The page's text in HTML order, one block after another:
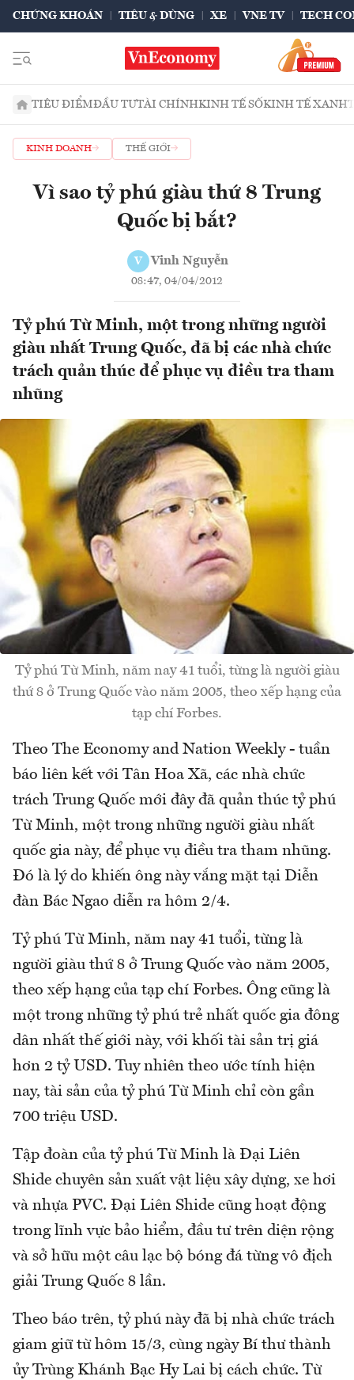
CHỨNG KHOÁN TIÊU & DÙNG XE VNE TV TECH
TIÊU ĐIỂMĐẦU TƯTÀI CHÍNHKINH TẾ SỐKINH TẾ XANH
KINH DOANH THẾ GIỚI
Vì sao tỷ phú giàu thứ 8 Trung
Quốc bị bắt?
V Vinh Nguyễn
08:47, 04/04/2012
Tỷ phú Từ Minh, một trong những người
giàu nhất Trung Quốc, đã bị các nhà chức
trách quản thúc để phục vụ điều tra tham
nhũng
Tỷ phú Từ Minh, năm nay 41 tuổi, từng là người giàu
thứ 8 ở Trung Quốc vào năm 2005, theo xếp hạng của
tạp chí Forbes.
Theo The Economy and Nation Weekly - tuần
báo liên kết với Tân Hoa Xã, các nhà chức
trách Trung Quốc mới đây đã quản thúc tỷ phú
Từ Minh, một trong những người giàu nhất
quốc gia này, để phục vụ điều tra tham nhũng.
Đó là lý do khiến ông này vắng mặt tại Diễn
đàn Bác Ngao diễn ra hôm 2/4.
Tỷ phú Từ Minh, năm nay 41 tuổi, từng là
người giàu thứ 8 ở Trung Quốc vào năm 2005,
theo xếp hạng của tạp chí Forbes. Ông cũng là
một trong những tỷ phú trẻ nhất quốc gia đông
dân nhất thế giới này, với khối tài sản trị giá
hơn 2 tỷ USD. Tuy nhiên theo ước tính hiện
nay, tài sản của tỷ phú Từ Minh chỉ còn gần
700 triệu USD.
Tập đoàn của tỷ phú Từ Minh là Đại Liên
Shide chuyên sản xuất vật liệu xây dựng, xe hơi
và nhựa PVC. Đại Liên Shide cũng hoạt động
trong lĩnh vực bảo hiểm, đầu tư trên diện rộng
và sở hữu một câu lạc bộ bóng đá từng vô địch
giải Trung Quốc 8 lần.
Theo báo trên, tỷ phú này đã bị nhà chức trách
giam giữ từ hôm 15/3, cùng ngày Bí thư thành
ủy Trùng Khánh Bạc Hy Lai bị cách chức. Từ